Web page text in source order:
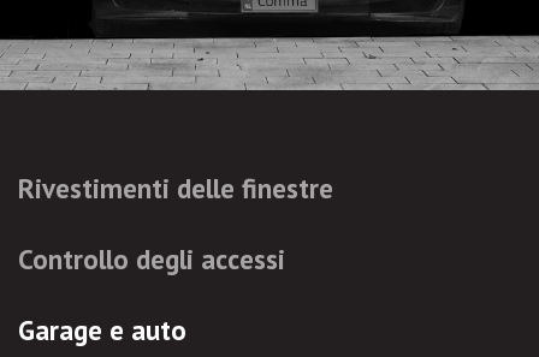
Rivestimenti delle finestre
Controllo degli accessi
Garage e auto